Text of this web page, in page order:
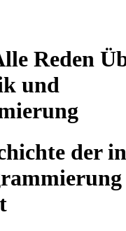
Reden
und
der